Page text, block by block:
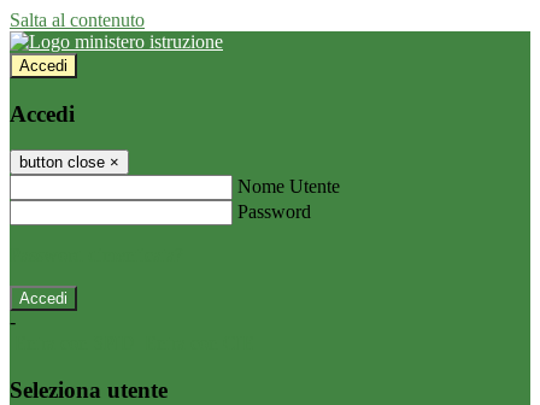
Salta al contenuto
Accedi
Accedi
button close ×
Nome Utente
Password
-
Seleziona utente